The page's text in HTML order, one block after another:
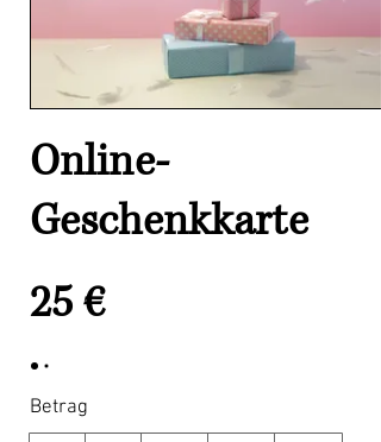
Online-
Geschenkkarte
25 €
Betrag